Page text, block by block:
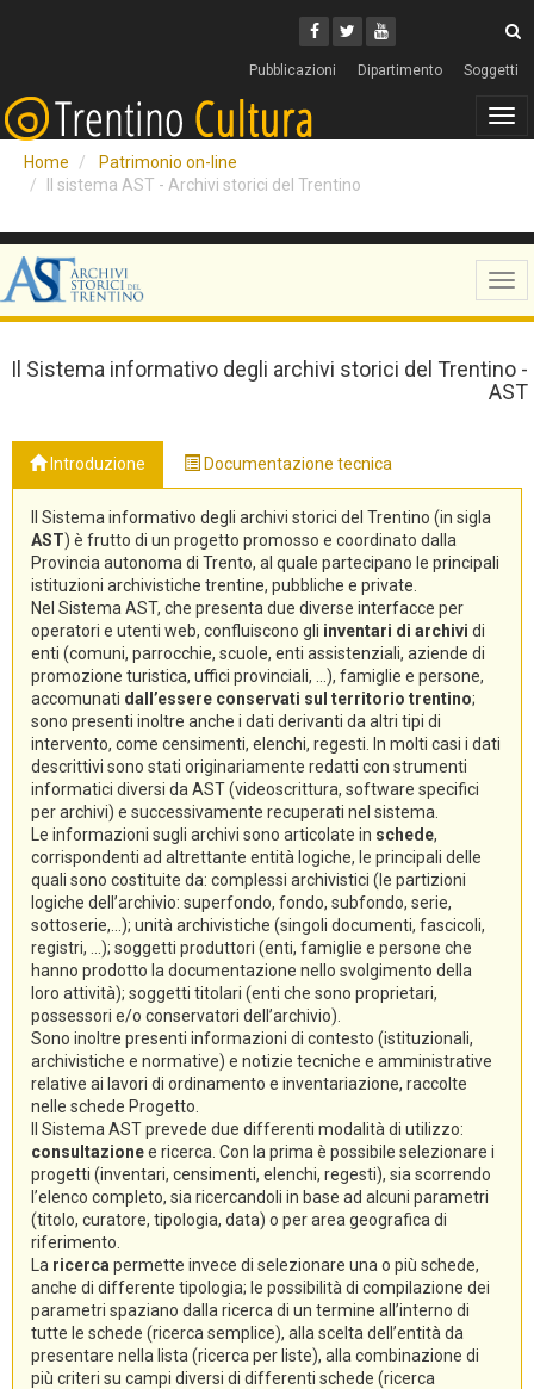
Facebook
Twitter
Youtube
Pubblicazioni Dipartimento Soggetti
Home
Patrimonio on-line
Il sistema AST - Archivi storici del Trentino
Il Sistema informativo degli archivi storici del Trentino -
AST
Introduzione Documentazione tecnica
Il Sistema informativo degli archivi storici del Trentino (in sigla
AST) è frutto di un progetto promosso e coordinato dalla
Provincia autonoma di Trento, al quale partecipano le principali
istituzioni archivistiche trentine, pubbliche e private.
Nel Sistema AST, che presenta due diverse interfacce per
operatori e utenti web, confluiscono gli inventari di archivi di
enti (comuni, parrocchie, scuole, enti assistenziali, aziende di
promozione turistica, uffici provinciali, ...), famiglie e persone,
accomunati dall’essere conservati sul territorio trentino;
sono presenti inoltre anche i dati derivanti da altri tipi di
intervento, come censimenti, elenchi, regesti. In molti casi i dati
descrittivi sono stati originariamente redatti con strumenti
informatici diversi da AST (videoscrittura, software specifici
per archivi) e successivamente recuperati nel sistema.
Le informazioni sugli archivi sono articolate in schede,
corrispondenti ad altrettante entità logiche, le principali delle
quali sono costituite da: complessi archivistici (le partizioni
logiche dell’archivio: superfondo, fondo, subfondo, serie,
sottoserie,...); unità archivistiche (singoli documenti, fascicoli,
registri, ...); soggetti produttori (enti, famiglie e persone che
hanno prodotto la documentazione nello svolgimento della
loro attività); soggetti titolari (enti che sono proprietari,
possessori e/o conservatori dell’archivio).
Sono inoltre presenti informazioni di contesto (istituzionali,
archivistiche e normative) e notizie tecniche e amministrative
relative ai lavori di ordinamento e inventariazione, raccolte
nelle schede Progetto.
Il Sistema AST prevede due differenti modalità di utilizzo:
consultazionee ricerca. Con la prima è possibile selezionare i
progetti (inventari, censimenti, elenchi, regesti), sia scorrendo
l’elenco completo, sia ricercandoli in base ad alcuni parametri
(titolo, curatore, tipologia, data) o per area geografica di
riferimento.
La ricerca permette invece di selezionare una o più schede,
anche di differente tipologia; le possibilità di compilazione dei
parametri spaziano dalla ricerca di un termine all’interno di
tutte le schede (ricerca semplice), alla scelta dell’entità da
presentare nella lista (ricerca per liste), alla combinazione di
più criteri su campi diversi di differenti schede (ricerca